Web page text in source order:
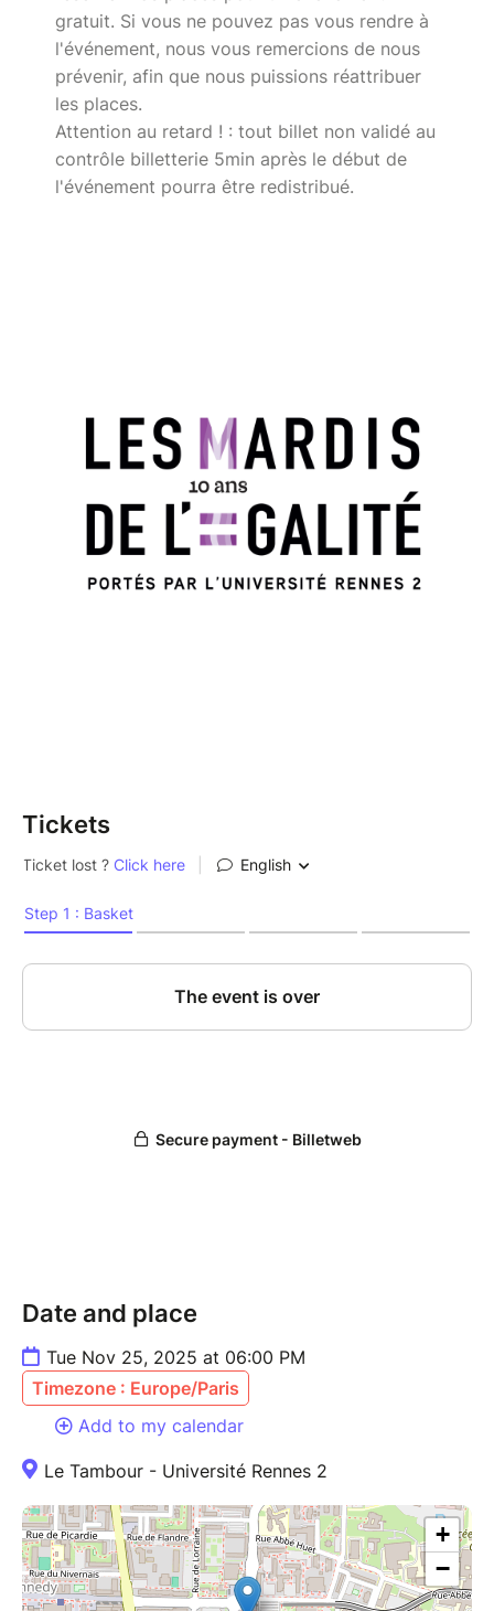
gratuit. Si vous ne pouvez pas vous rendre à
l'événement, nous vous remercions de nous
prévenir, afin que nous puissions réattribuer
les places.
Attention au retard ! : tout billet non validé au
contrôle billetterie 5min après le début de
l'événement pourra être redistribué.
Tickets
Date and place
Tue Nov 25, 2025 at 06:00 PM
Timezone : Europe/Paris
Add to my calendar
Le Tambour - Université Rennes 2
+
−